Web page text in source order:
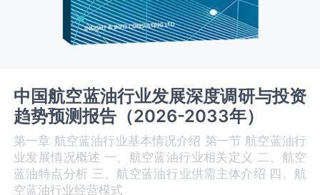
中国航空蓝油行业发展深度调研与投资
趋势预测报告（2026-2033年）
第一章 航空蓝油‌‌‌行业基本情况介绍 第一节 航空蓝油行
业发展情况概述 一、航空蓝油‌‌‌行业相关定义 二、航空
蓝油‌‌‌特点分析 三、航空蓝油‌‌‌行业供需主体介绍 四、航
空蓝油‌‌‌行业经营模式